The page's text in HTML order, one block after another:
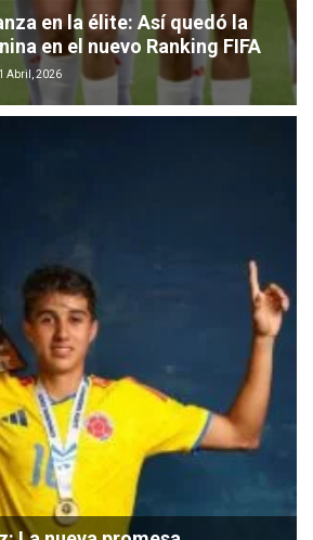
en la élite: Así quedó la
en el nuevo Ranking FIFA
Abril, 2026